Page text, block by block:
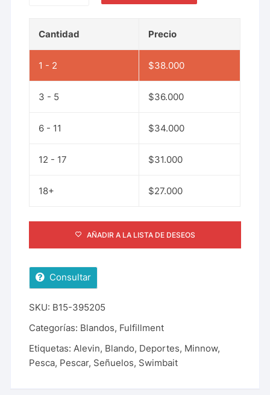
Cantidad Precio
1 - 2 $38.000
3 - 5 $36.000
6 - 11 $34.000
12 - 17 $31.000
18+ $27.000
AÑADIR A LA LISTA DE DESEOS
Consultar
SKU: B15-395205
Categorías: Blandos, Fulfillment
Etiquetas:Alevin, Blando, Deportes, Minnow,
Pesca, Pescar, Señuelos, Swimbait